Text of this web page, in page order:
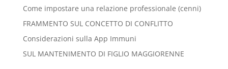
Come impostare una relazione professionale (cenni)
FRAMMENTO SUL CONCETTO DI CONFLITTO
Considerazioni sulla App Immuni
SUL MANTENIMENTO DI FIGLIO MAGGIORENNE